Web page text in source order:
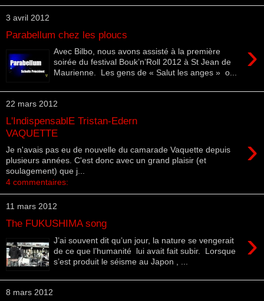
3 avril 2012
Parabellum chez les ploucs
›
Avec Bilbo, nous avons assisté à la première
soirée du festival Bouk’n’Roll 2012 à St Jean de
Maurienne. Les gens de « Salut les anges » o...
22 mars 2012
L'IndispensablE Tristan-Edern
VAQUETTE
›
Je n'avais pas eu de nouvelle du camarade Vaquette depuis
plusieurs années. C'est donc avec un grand plaisir (et
soulagement) que j...
4 commentaires:
11 mars 2012
The FUKUSHIMA song
›
J’ai souvent dit qu’un jour, la nature se vengerait
de ce que l’humanité lui avait fait subir. Lorsque
s’est produit le séisme au Japon , ...
8 mars 2012